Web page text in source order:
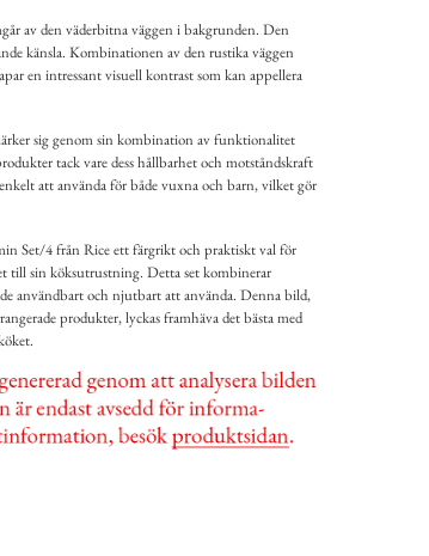
av den väderbitna väggen i bakgrunden. Den
känsla. Kombinationen av den rustika väggen
en intressant visuell kontrast som kan appellera
sig genom sin kombination av funktionalitet
tack vare dess hållbarhet och motståndskraft
att använda för både vuxna och barn, vilket gör
Set/4 från Rice ett färgrikt och praktiskt val för
till sin köksutrustning. Detta set kombinerar
användbart och njutbart att använda. Denna bild,
produkter, lyckas framhäva det bästa med